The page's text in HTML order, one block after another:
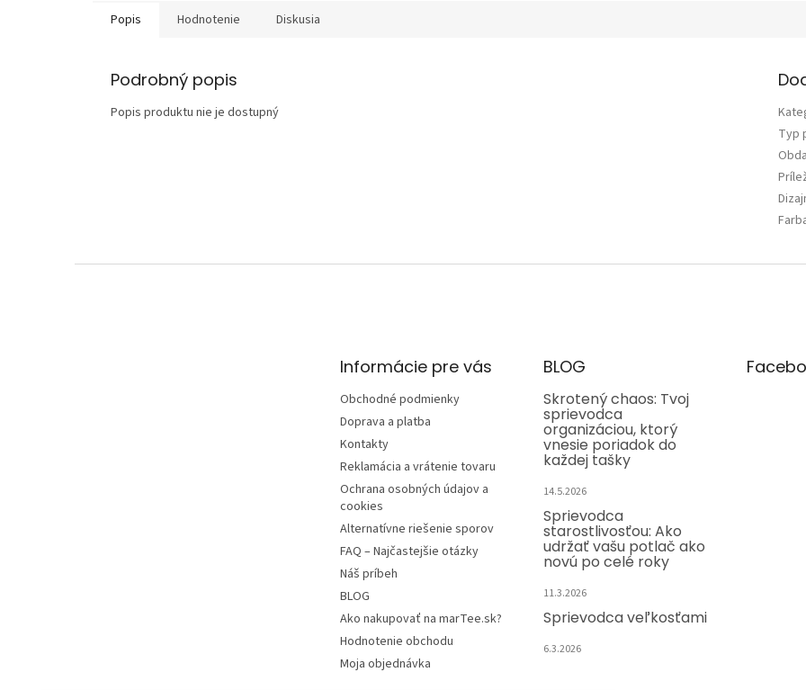
Popis Hodnotenie Diskusia
Podrobný popis
Popis produktu nie je dostupný
Typ
Informácie pre vás
Obchodné podmienky
Doprava a platba
Kontakty
Reklamácia a vrátenie tovaru
Ochrana osobných údajov a
cookies
Alternatívne riešenie sporov
FAQ – Najčastejšie otázky
Náš príbeh
BLOG
Ako nakupovať na marTee.sk?
Hodnotenie obchodu
Moja objednávka
BLOG
Skrotený chaos: Tvoj
sprievodca
organizáciou, ktorý
vnesie poriadok do
každej tašky
14.5.2026
Sprievodca
starostlivosťou: Ako
udržať vašu potlač ako
novú po celé roky
11.3.2026
Sprievodca veľkosťami
6.3.2026